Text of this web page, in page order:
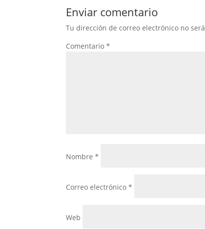
Enviar comentario
Tu dirección de correo electrónico no
Comentario*
Nombre*
Correo electrónico*
Web